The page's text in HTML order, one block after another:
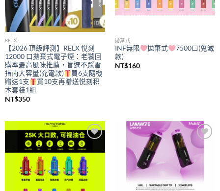
RELX
【2026 頂級評測】RELX 悅刻
12000 口拋棄式電子煙：老饕回
購率最高風味推薦，盲選不踩雷
指南大容量(充電款)
買6支隨機
贈送1支
買10支再贈送悦刻积
木套装1組
NT$350
拋棄式
INF無限 拋棄式
7500口(鬼滅
款)
NT$160
Add to
wishlist
Add to
wishlist